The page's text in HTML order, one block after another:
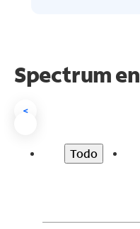
Spectrum en
<
Todo